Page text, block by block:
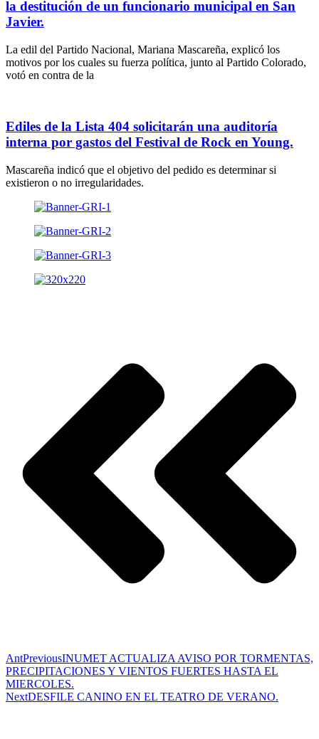
la destitución de un funcionario municipal en San
Javier.
La edil del Partido Nacional, Mariana Mascareña, explicó los
motivos por los cuales su fuerza política, junto al Partido Colorado,
votó en contra de la
Ediles de la Lista 404 solicitarán una auditoría
interna por gastos del Festival de Rock en Young.
Mascareña indicó que el objetivo del pedido es determinar si
existieron o no irregularidades.
AntPreviousINUMET ACTUALIZA AVISO POR TORMENTAS,
PRECIPITACIONES Y VIENTOS FUERTES HASTA EL
MIERCOLES.
NextDESFILE CANINO EN EL TEATRO DE VERANO.